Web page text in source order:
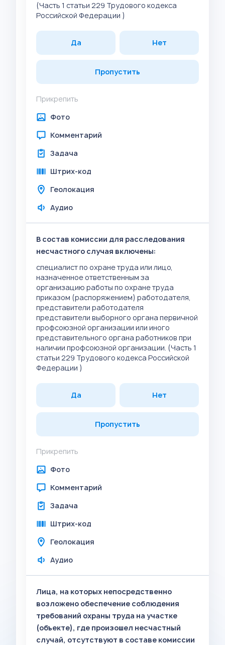
(Часть 1 статьи 229 Трудового кодекса
Российской Федерации )
Да Нет
Пропустить
Прикрепить
Фото
Комментарий
Задача
Штрих-код
Геолокация
Аудио
В состав комиссии для расследования
несчастного случая включены:
специалист по охране труда или лицо,
назначенное ответственным за
организацию работы по охране труда
приказом (распоряжением) работодателя,
представители работодателя
представители выборного органа первичной
профсоюзной организации или иного
представительного органа работников при
наличии профсоюзной организации. (Часть 1
статьи 229 Трудового кодекса Российской
Федерации )
Да Нет
Пропустить
Прикрепить
Фото
Комментарий
Задача
Штрих-код
Геолокация
Аудио
Лица, на которых непосредственно
возложено обеспечение соблюдения
требований охраны труда на участке
(объекте), где произошел несчастный
случай, отсутствуют в составе комиссии